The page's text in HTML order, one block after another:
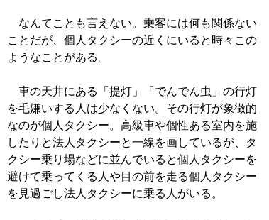
なんてことも言えない。乗客には何も関係ない
ことだが、個人タクシーの近くにいると時々この
ようなことがある。
車の天井にある「提灯」「でんでん虫」の行灯
を毛嫌いする人は少なくない。その行灯が象徴的
なのが個人タクシー。高級車や個性ある室内を施
したりと法人タクシーと一線を画しているが、タ
クシー乗り場などに並んでいると個人タクシーを
避けて乗ってくる人や目の前を走る個人タクシー
を見過ごし法人タクシーに乗る人がいる。